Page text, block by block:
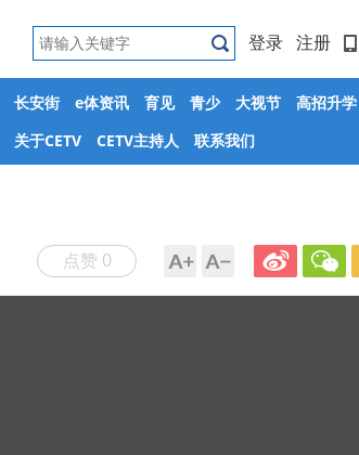
登录 注册
长安街 e体资讯 育见 青少 大视节
高招升学
关于CETV CETV主持人 联系我们
点赞 0